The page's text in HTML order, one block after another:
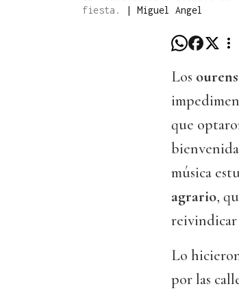
fiesta.
| Miguel Angel
Los
que
música
agrario,
Lo
por las